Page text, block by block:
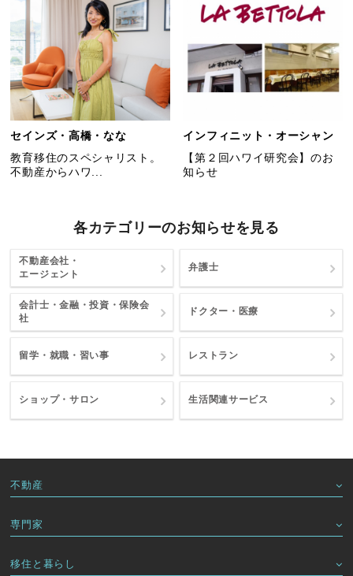
セインズ・高橋・なな
教育移住のスペシャリスト。
不動産からハワ...
インフィニット・オーシャン
【第２回ハワイ研究会】のお
知らせ
各カテゴリーのお知らせを見る
不動産会社・
エージェント
弁護士
会計士・金融・投資・保険会
社
ドクター・医療
留学・就職・習い事 レストラン
ショップ・サロン 生活関連サービス
不動産
専門家
移住と暮らし